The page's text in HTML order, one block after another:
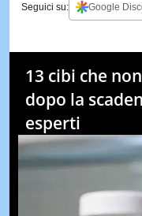
Seguici su: Google
13 cibi che
dopo la
esperti